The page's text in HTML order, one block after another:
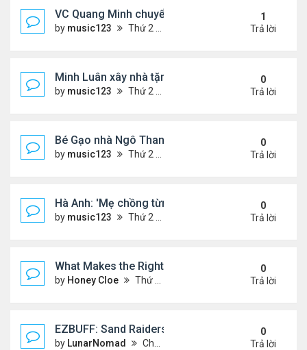
VC Quang Minh chuyển về tổ ấm
by music123 Thứ 2 Tháng 8 03, 2026 5:56 pm
1
Trả lời
Minh Luân xây nhà tặng cha mẹ
by music123 Thứ 2 Tháng 8 03, 2026 5:45 pm
0
Trả lời
Bé Gạo nhà Ngô Thanh Vân dễ thương trong tiệc
by music123 Thứ 2 Tháng 8 03, 2026 5:19 pm
0
Trả lời
Hà Anh: 'Mẹ chồng từng ngạc nhiên vì tôi luôn trả
by music123 Thứ 2 Tháng 8 03, 2026 5:13 pm
0
Trả lời
What Makes the Right Retail POS Matter?
by Honey Cloe Thứ 2 Tháng 8 03, 2026 10:35 am
0
Trả lời
EZBUFF: Sand Raiders of Sophie Farming
by LunarNomad Chủ nhật Tháng 8 02, 2026 11:33 pm
0
Trả lời